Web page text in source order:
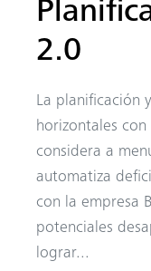
2.0
La planificación
horizontales con
considera a
automatiza
con la empresa
potenciales
lograr...